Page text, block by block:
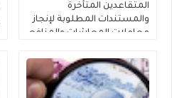
المتقاعدين المتأخرة
والمستندات المطلوبة لإنجاز
معاملات المعاشات والمنافع